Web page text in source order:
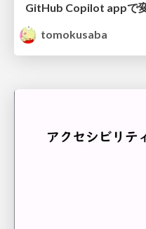
tomokusaba